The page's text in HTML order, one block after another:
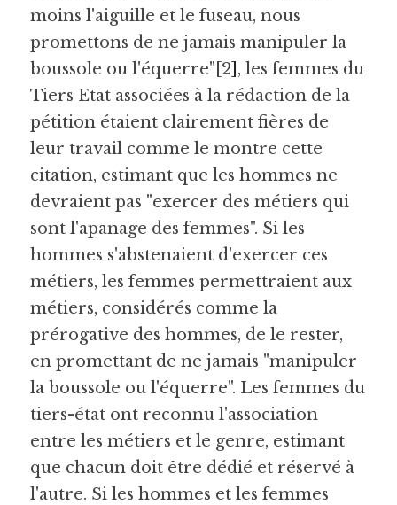
moins l'aiguille et le fuseau, nous
promettons de ne jamais manipuler la
boussole ou l'équerre"[2 , les femmes du
Tiers Etat associées à la rédaction de la
pétition étaient clairement fières de
leur travail comme le montre cette
citation, estimant que les hommes ne
devraient pas "exercer des métiers qui
sont l'apanage des femmes". Si les
hommes s'abstenaient d'exercer ces
métiers, les femmes permettraient aux
métiers, considérés comme la
prérogative des hommes, de le rester,
en promettant de ne jamais "manipuler
la boussole ou l'équerre". Les femmes du
tiers-état ont reconnu l'association
entre les métiers et le genre, estimant
que chacun doit être dédié et réservé à
l'autre. Si les hommes et les femmes